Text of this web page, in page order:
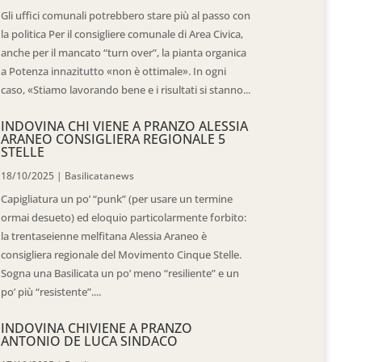
Gli uffici comunali potrebbero stare più al passo con
la politica Per il consigliere comunale di Area Civica,
anche per il mancato “turn over”, la pianta organica
a Potenza innazitutto «non è ottimale». In ogni
caso, «Stiamo lavorando bene e i risultati si stanno...
INDOVINA CHI VIENE A PRANZO ALESSIA
ARANEO CONSIGLIERA REGIONALE 5
STELLE
18/10/2025 | Basilicatanews
Capigliatura un po’ “punk” (per usare un termine
ormai desueto) ed eloquio particolarmente forbito:
la trentaseienne melfitana Alessia Araneo è
consigliera regionale del Movimento Cinque Stelle.
Sogna una Basilicata un po’ meno “resiliente” e un
po’ più “resistente”....
INDOVINA CHIVIENE A PRANZO
ANTONIO DE LUCA SINDACO